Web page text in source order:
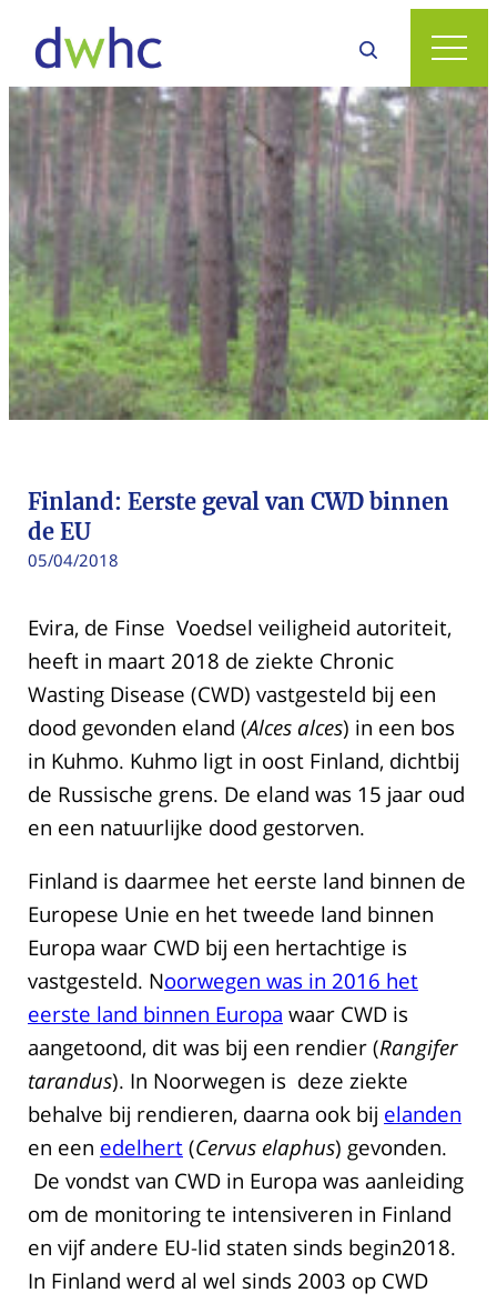
Finland: Eerste geval van CWD binnen
de EU
05/04/2018
Evira, de Finse Voedsel veiligheid autoriteit,
heeft in maart 2018 de ziekte Chronic
Wasting Disease (CWD) vastgesteld bij een
dood gevonden eland (Alces alces) in een bos
in Kuhmo. Kuhmo ligt in oost Finland, dichtbij
de Russische grens. De eland was 15 jaar oud
en een natuurlijke dood gestorven.
Finland is daarmee het eerste land binnen de
Europese Unie en het tweede land binnen
Europa waar CWD bij een hertachtige is
vastgesteld. Noorwegen was in 2016 het
eerste land binnen Europa waar CWD is
aangetoond, dit was bij een rendier (Rangifer
tarandus). In Noorwegen is deze ziekte
behalve bij rendieren, daarna ook bij elanden
en een edelhert (Cervus elaphus) gevonden.
De vondst van CWD in Europa was aanleiding
om de monitoring te intensiveren in Finland
en vijf andere EU-lid staten sinds begin2018.
In Finland werd al wel sinds 2003 op CWD